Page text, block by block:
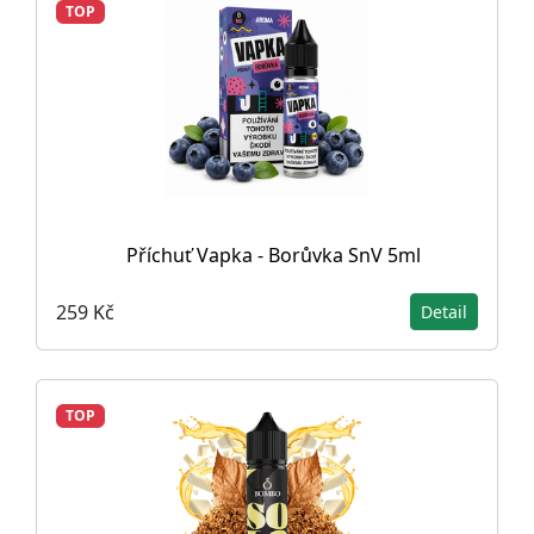
TOP
Příchuť Vapka - Borůvka SnV 5ml
259 Kč Detail
TOP